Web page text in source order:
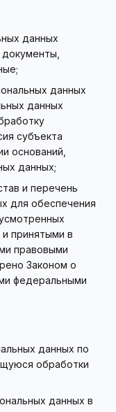
данных
данных
данных
субъекта
оснований,
данных;
и перечень
для обеспечения
принятыми в
правовыми
Законом о
федеральными
данных по
обработки
данных в